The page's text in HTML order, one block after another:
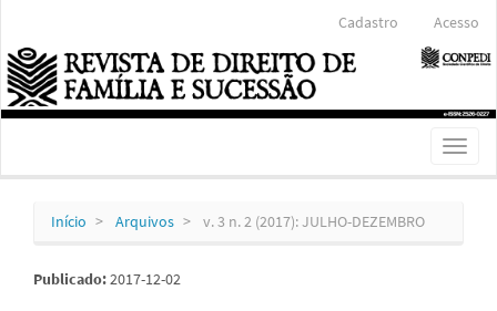
Conteúdo
principal
Barra
Lateral
Cadastro Acesso
Toggle
Início Arquivos v. 3 n. 2 (2017): JULHO-DEZEMBRO
Publicado:2017-12-02